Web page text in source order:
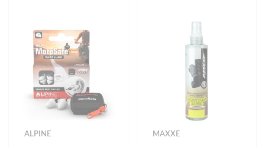
ALPINE MAXXE